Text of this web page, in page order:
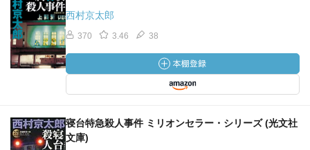
西村京太郎
370 3.46 38
寝台特急殺人事件 ミリオンセラー・シリーズ (光文社
文庫)